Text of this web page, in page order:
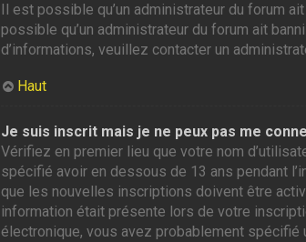
Il est possible qu’un administrateur du forum
possible qu’un administrateur du forum ait
d’informations, veuillez contacter un
Haut
Je suis inscrit mais je ne peux pas me
Vérifiez en premier lieu que votre nom
spécifié avoir en dessous de 13 ans pendant
que les nouvelles inscriptions doivent être
information était présente lors de votre
électronique, vous avez probablement